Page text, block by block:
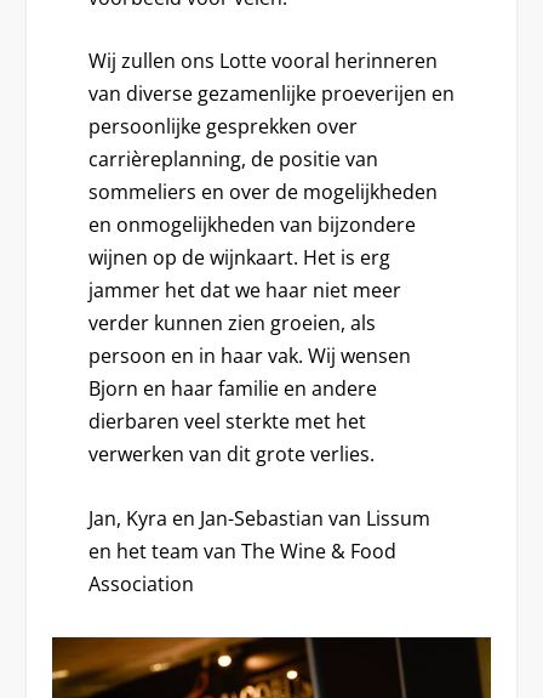
Wij zullen ons Lotte vooral herinneren
van diverse gezamenlijke proeverijen en
persoonlijke gesprekken over
carrièreplanning, de positie van
sommeliers en over de mogelijkheden
en onmogelijkheden van bijzondere
wijnen op de wijnkaart. Het is erg
jammer het dat we haar niet meer
verder kunnen zien groeien, als
persoon en in haar vak. Wij wensen
Bjorn en haar familie en andere
dierbaren veel sterkte met het
verwerken van dit grote verlies.
Jan, Kyra en Jan-Sebastian van Lissum
en het team van The Wine & Food
Association